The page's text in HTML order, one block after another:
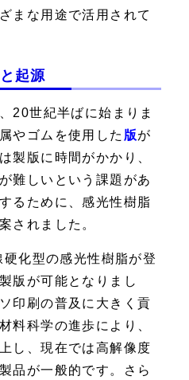
まな用途で活用されて
起源
20世紀半ばに始まりま
やゴムを使用した 版が
製版に時間がかかり、
難しいという課題があ
るために、感光性樹脂
されました。
化型の感光性樹脂が登
版が可能となりまし
印刷の普及に大きく貢
料科学の進歩により、
し、現在では高解像度
品が一般的です。さら